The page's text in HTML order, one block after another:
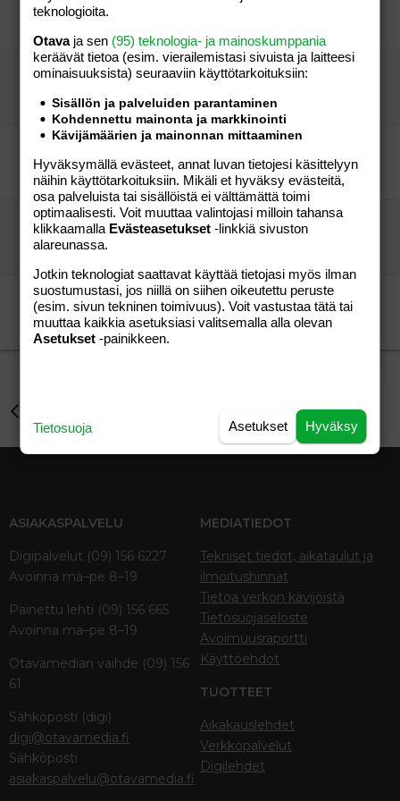
äippä83
Hei kaikki äidit! Kirjoitellaanko?
0
Perhe-elämä
14.09.2004
Tipsu85
Rockabilly henkiset äidit Hyvinkää/Riihimäki
-MAMI83-
Perhe-elämä
0
Perhe-elämä
08.09.2005
-MAMI83-
KERHOT-LISTA(Päivitetty 10.10.2009)
vieras
KERHOT-LISTA (Päivitetty 10.10.2009)
Talvicci
Lapsen saaminen
8
Lapsen saaminen
10.10.2009
Talvicci
ASIAKASPALVELU
Digipalvelut (09) 156 6227
Avoinna ma–pe 8–19
Painettu lehti (09) 156 665
Avoinna ma–pe 8–19
Otavamedian vaihde (09) 156
61
Sähköposti (digi)
digi@otavamedia.fi
Sähköposti
asiakaspalvelu@otavamedia.fi
MEDIATIEDOT
Tekniset tiedot, aikataulut ja
ilmoitushinnat
Tietoa verkon kävijöistä
Tietosuojaseloste
Avoimuusraportti
Käyttöehdot
TUOTTEET
Aikakauslehdet
Verkkopalvelut
Digilehdet
teknologioita.
Otavaja sen (95) teknologia- ja mainoskumppania
keräävät tietoa (esim. vierailemis­tasi sivuista ja laitteesi
ominaisuuk­sista) seuraaviin käyttötarkoituksiin:
Sisällön ja palveluiden parantaminen
Kohdennettu mainonta ja markkinointi
Kävijämäärien ja mainonnan mittaaminen
Hyväksymällä evästeet, annat luvan tietojesi käsittelyyn
näihin käyttötarkoituksiin. Mikäli et hyväksy evästeitä,
osa palveluista tai sisällöistä ei välttämättä toimi
optimaalisesti. Voit muuttaa valintojasi milloin tahansa
klikkaamalla Evästeasetukset -linkkiä sivuston
alareunassa.
Jotkin teknologiat saattavat käyttää tietojasi myös ilman
suostumustasi, jos niillä on siihen oikeutettu peruste
(esim. sivun tekninen toimivuus). Voit vastustaa tätä tai
muuttaa kaikkia asetuksiasi valitsemalla alla olevan
Asetukset -painikkeen.
Hyväksy
Asetukset
Tietosuoja